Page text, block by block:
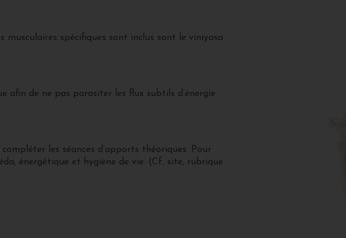
spécifiques sont inclus sont le viniyasa
de ne pas parasiter les flux subtils d’énergie
les séances d’apports théoriques. Pour
énergétique et hygiène de vie. (Cf. site, rubrique